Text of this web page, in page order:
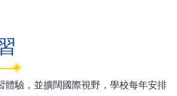
體驗，並擴闊國際視野，學校每年安排